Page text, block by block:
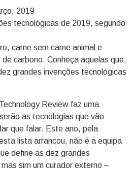
2019
carne sem carne animal e
carbono. Conheça aquelas que,
grandes invenções tecnológicas
Review faz uma
as tecnologias que vão
que falar. Este ano, pela
lista arrancou, não é a equipa
define as dez grandes
sim um curador externo –